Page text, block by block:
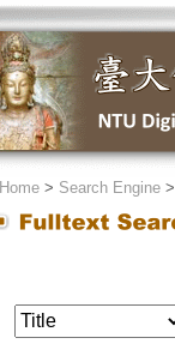
Home> Search Engine>